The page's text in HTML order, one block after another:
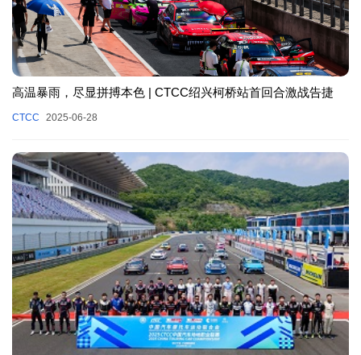
高温暴雨，尽显拼搏本色 | CTCC绍兴柯桥站首回合激战告捷
CTCC 2025-06-28